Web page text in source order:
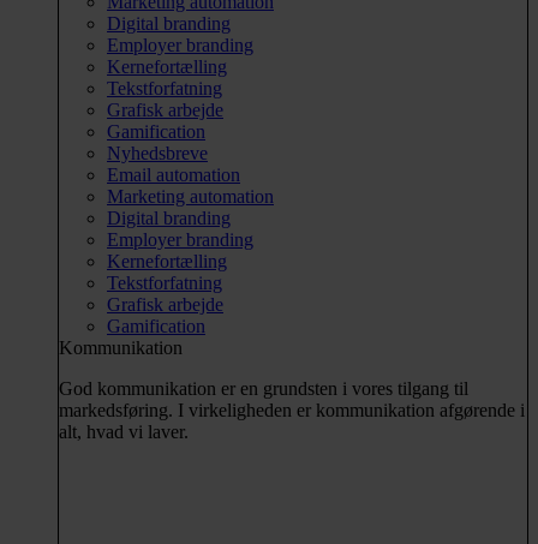
Digital branding
Employer branding
Kernefortælling
Tekstforfatning
Grafisk arbejde
Gamification
Nyhedsbreve
Email automation
Marketing automation
Digital branding
Employer branding
Kernefortælling
Tekstforfatning
Grafisk arbejde
Gamification
Kommunikation
God kommunikation er en grundsten i vores tilgang til
markedsføring. I virkeligheden er kommunikation afgørende i
alt, hvad vi laver.